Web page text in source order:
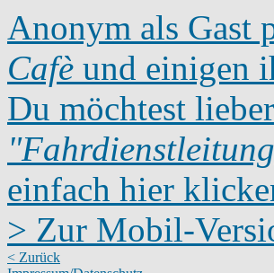
Anonym als Gast
Cafè und einigen
Du möchtest
einfach hier
> Zur Mobil-
< Zurück